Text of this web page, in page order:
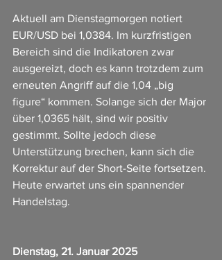
Aktuell am Dienstagmorgen notiert
EUR/USD bei 1,0384. Im kurzfristigen
Bereich sind die Indikatoren zwar
ausgereizt, doch es kann trotzdem zum
erneuten Angriff auf die 1,04 „big
figure“ kommen. Solange sich der Major
über 1,0365 hält, sind wir positiv
gestimmt. Sollte jedoch diese
Unterstützung brechen, kann sich die
Korrektur auf der Short-Seite fortsetzen.
Heute erwartet uns ein spannender
Handelstag.
Dienstag, 21. Januar 2025